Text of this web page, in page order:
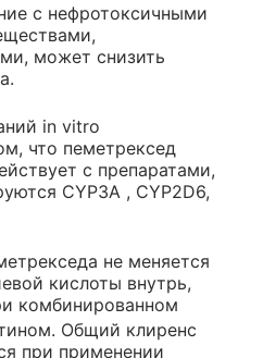
с нефротоксичными
может снизить
in vitro
что пеметрексед
с препаратами,
CYP3A , CYP2D6,
не меняется
кислоты внутрь,
комбинированном
Общий клиренс
при применении